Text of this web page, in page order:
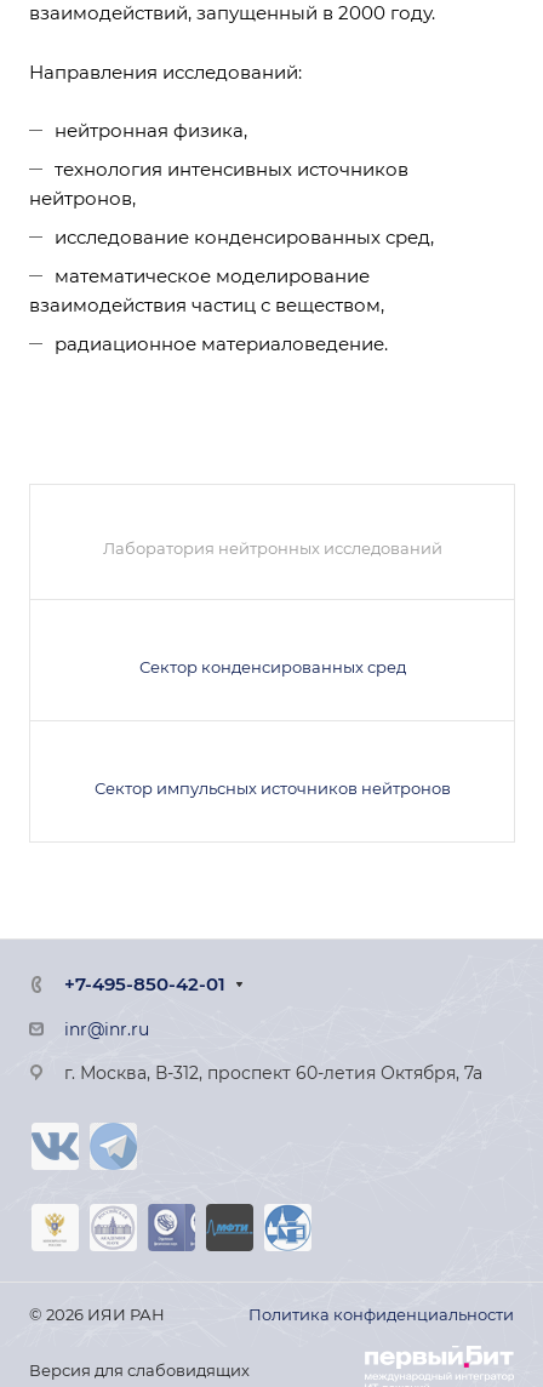
взаимодействий, запущенный в 2000 году.
Направления исследований:
нейтронная физика,
технология интенсивных источников
нейтронов,
исследование конденсированных сред,
математическое моделирование
взаимодействия частиц с веществом,
радиационное материаловедение.
Лаборатория нейтронных исследований
Сектор конденсированных сред
Сектор импульсных источников нейтронов
+7-495-850-42-01
inr@inr.ru
г. Москва, В-312, проспект 60-летия Октября, 7а
© 2026 ИЯИ РАН Политика конфиденциальности
Версия для слабовидящих